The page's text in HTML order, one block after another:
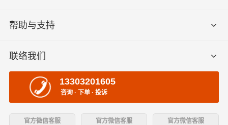
帮助与支持
联络我们
13303201605
咨询 · 下单 · 投诉
官方微信客服 官方微信客服 官方微信客服